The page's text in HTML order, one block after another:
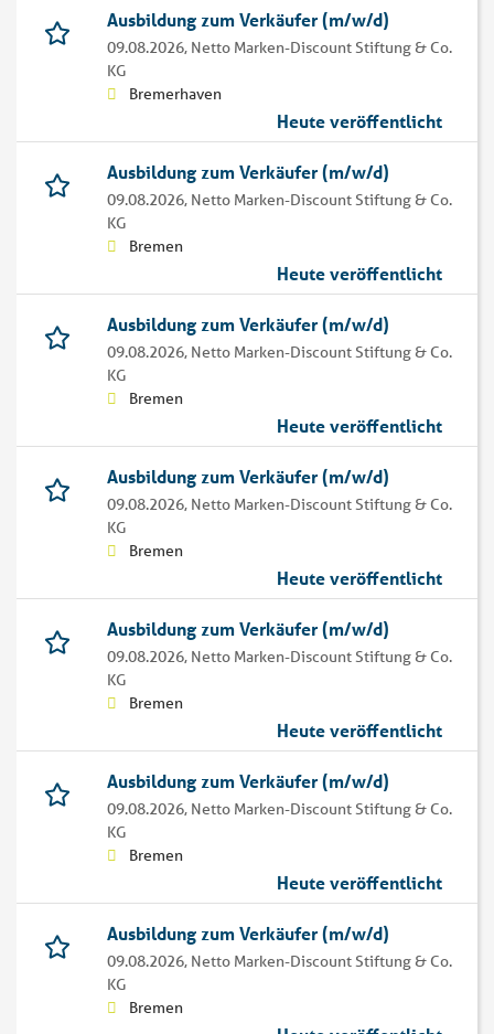
Ausbildung zum Verkäufer (m/w/d)
09.08.2026, Netto Marken-Discount Stiftung & Co.
KG
Bremerhaven
Heute veröffentlicht
Ausbildung zum Verkäufer (m/w/d)
09.08.2026, Netto Marken-Discount Stiftung & Co.
KG
Bremen
Heute veröffentlicht
Ausbildung zum Verkäufer (m/w/d)
09.08.2026, Netto Marken-Discount Stiftung & Co.
KG
Bremen
Heute veröffentlicht
Ausbildung zum Verkäufer (m/w/d)
09.08.2026, Netto Marken-Discount Stiftung & Co.
KG
Bremen
Heute veröffentlicht
Ausbildung zum Verkäufer (m/w/d)
09.08.2026, Netto Marken-Discount Stiftung & Co.
KG
Bremen
Heute veröffentlicht
Ausbildung zum Verkäufer (m/w/d)
09.08.2026, Netto Marken-Discount Stiftung & Co.
KG
Bremen
Heute veröffentlicht
Ausbildung zum Verkäufer (m/w/d)
09.08.2026, Netto Marken-Discount Stiftung & Co.
KG
Bremen